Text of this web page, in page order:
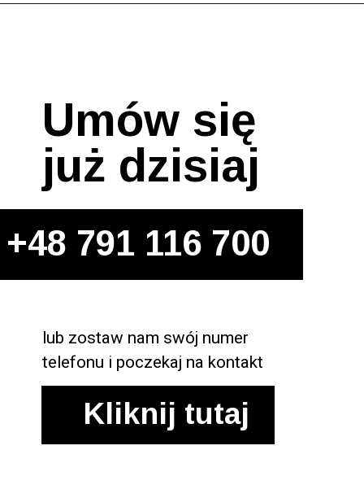
+48 791 116 700
lub zostaw nam swój numer
telefonu i poczekaj na kontakt
Kliknij tutaj
Umów się
już dzisiaj